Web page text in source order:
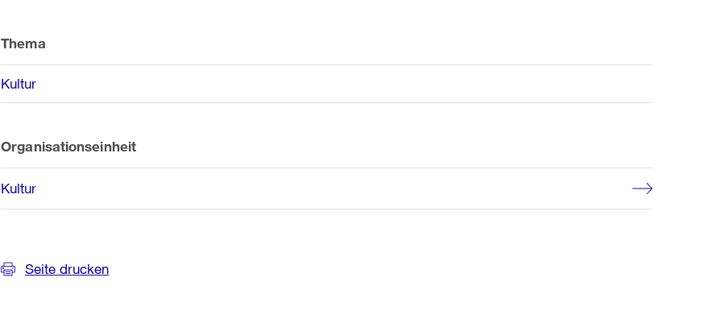
Thema
Kultur
Organisationseinheit
Kultur
Seite drucken